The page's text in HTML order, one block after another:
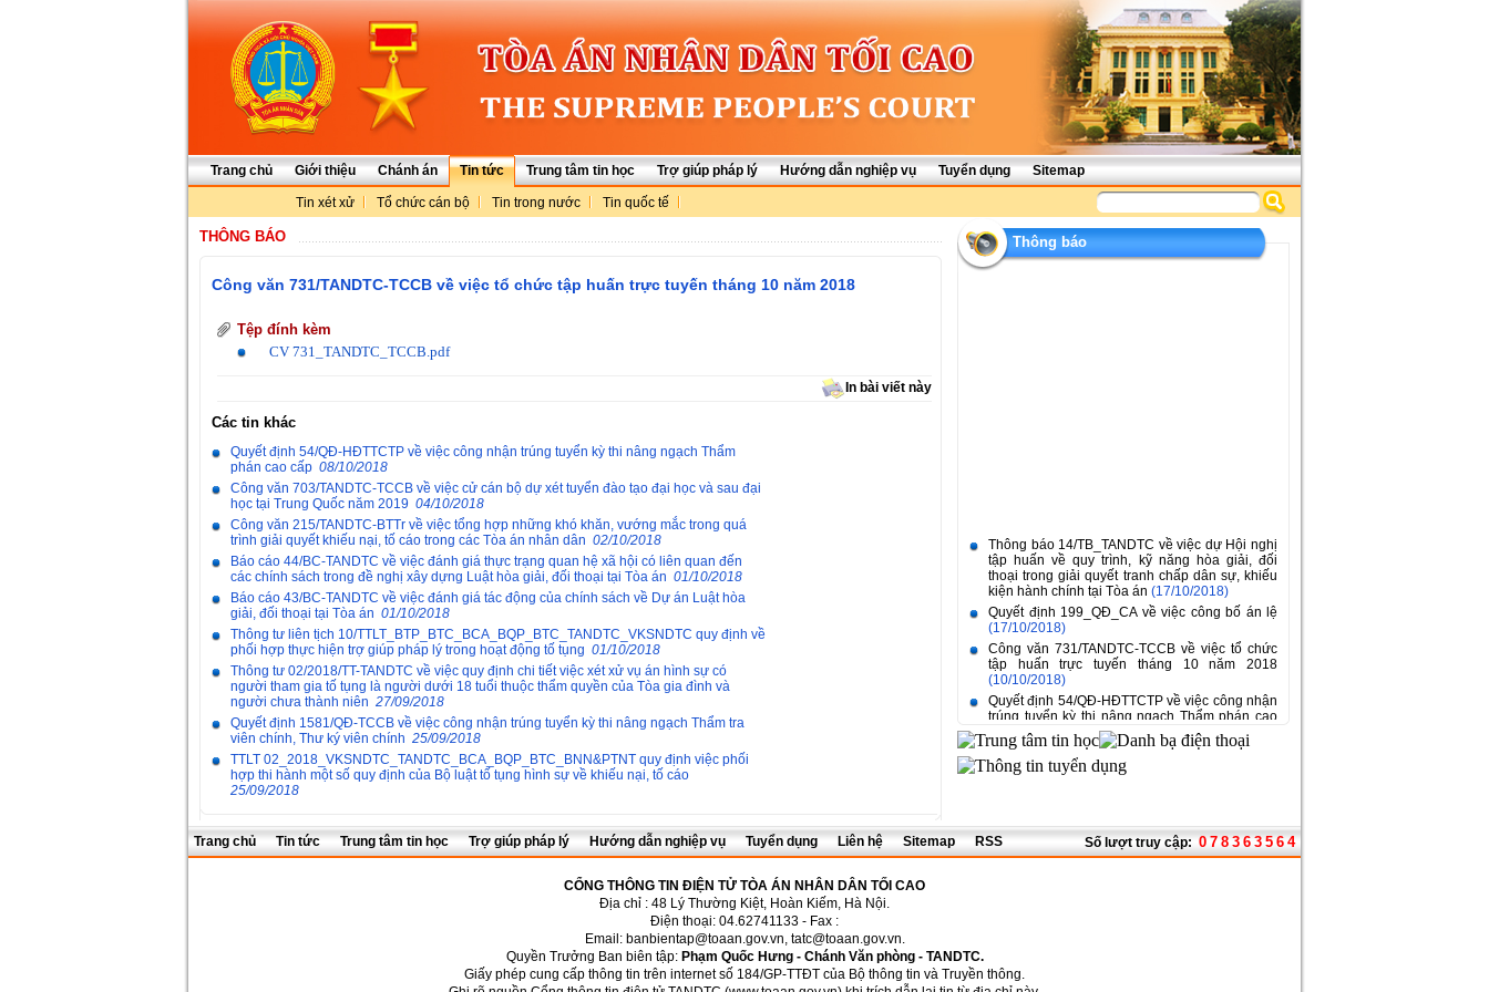
Trang chủ Giới thiệu Chánh án Tin tức
Tin xét xử Tổ chức cán bộ Tin trong nước Tin quốc tế
Trung tâm tin học Trợ giúp pháp lý Hướng dẫn nghiệp vụ Tuyển dụng Sitemap
THÔNG BÁO
Công văn 731/TANDTC-TCCB về việc tổ chức tập huấn trực tuyến tháng 10 năm 2018
Tệp đính kèm
CV 731_TANDTC_TCCB.pdf
In bài viết này
Các tin khác
Quyết định 54/QĐ-HĐTTCTP về việc công nhận trúng tuyển kỳ thi nâng ngạch Thẩm
phán cao cấp 08/10/2018
Công văn 703/TANDTC-TCCB về việc cử cán bộ dự xét tuyển đào tạo đại học và sau đại
học tại Trung Quốc năm 2019 04/10/2018
Công văn 215/TANDTC-BTTr về việc tổng hợp những khó khăn, vướng mắc trong quá
trình giải quyết khiếu nại, tố cáo trong các Tòa án nhân dân 02/10/2018
Báo cáo 44/BC-TANDTC về việc đánh giá thực trạng quan hệ xã hội có liên quan đến
các chính sách trong đề nghị xây dựng Luật hòa giải, đối thoại tại Tòa án 01/10/2018
Báo cáo 43/BC-TANDTC về việc đánh giá tác động của chính sách về Dự án Luật hòa
giải, đối thoại tại Tòa án 01/10/2018
Thông tư liên tịch 10/TTLT_BTP_BTC_BCA_BQP_BTC_TANDTC_VKSNDTC quy định về
phối hợp thực hiện trợ giúp pháp lý trong hoạt động tố tụng 01/10/2018
Thông tư 02/2018/TT-TANDTC về việc quy định chi tiết việc xét xử vụ án hình sự có
người tham gia tố tụng là người dưới 18 tuổi thuộc thẩm quyền của Tòa gia đình và
người chưa thành niên 27/09/2018
Quyết định 1581/QĐ-TCCB về việc công nhận trúng tuyển kỳ thi nâng ngạch Thẩm tra
viên chính, Thư ký viên chính 25/09/2018
TTLT 02_2018_VKSNDTC_TANDTC_BCA_BQP_BTC_BNN&PTNT quy định việc phối
hợp thi hành một số quy định của Bộ luật tố tụng hình sự về khiếu nại, tố cáo
25/09/2018
Thông báo
Thông báo 14/TB_TANDTC về việc dự Hội nghị
tập huấn về quy trình, kỹ năng hòa giải, đối
thoại trong giải quyết tranh chấp dân sự, khiếu
kiện hành chính tại Tòa án(17/10/2018)
Quyết định 199_QĐ_CA về việc công bố án lệ
(17/10/2018)
Công văn 731/TANDTC-TCCB về việc tổ chức
tập huấn trực tuyến tháng 10 năm 2018
(10/10/2018)
Quyết định 54/QĐ-HĐTTCTP về việc công nhận
trúng tuyển kỳ thi nâng ngạch Thẩm phán cao
Công văn 703/TANDTC-TCCB về việc cử cán
bộ dự xét tuyển đào tạo đại học và sau đại học
tại Trung Quốc năm 2019
giải quyết khiếu nại, tố cáo trong các Tòa án
nhân dân
(02/10/2018)
đối thoại tại Tòa án
Trang chủ Tin tức Trung tâm tin học Trợ giúp pháp lý Hướng dẫn nghiệp vụ Tuyển dụng Liên hệ Sitemap RSS Số lượt truy cập: 0 7 8 3 6 3 5 6 4
CỔNG THÔNG TIN ĐIỆN TỬ TÒA ÁN NHÂN DÂN TỐI CAO
Địa chỉ : 48 Lý Thường Kiệt, Hoàn Kiếm, Hà Nội.
Điện thoại: 04.62741133 - Fax :
Email: banbientap@toaan.gov.vn, tatc@toaan.gov.vn.
Quyền Trưởng Ban biên tập: Phạm Quốc Hưng - Chánh Văn phòng - TANDTC.
Giấy phép cung cấp thông tin trên internet số 184/GP-TTÐT của Bộ thông tin và Truyền thông.